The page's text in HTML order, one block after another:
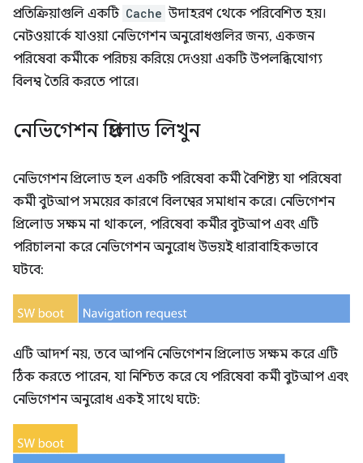
প্রতিক্রিয়াগুলি একটি Cache উদাহরণ থেকে পরিবেশিত হয়।
নেটওয়ার্কে যাওয়া নেভিগেশন অনুরোধগুলির জন্য, একজন
পরিষেবা কর্মীকে পরিচয় করিয়ে দেওয়া একটি উপলব্ধিযোগ্য
বিলম্ব তৈরি করতে পারে।
নেভিগেশন প্রিলোড লিখুন
নেভিগেশন প্রিলোড হল একটি পরিষেবা কর্মী বৈশিষ্ট্য যা পরিষেবা
কর্মী বুটআপ সময়ের কারণে বিলম্বের সমাধান করে। নেভিগেশন
প্রিলোড সক্ষম না থাকলে, পরিষেবা কর্মীর বুটআপ এবং এটি
পরিচালনা করে নেভিগেশন অনুরোধ উভয়ই ধারাবাহিকভাবে
ঘটবে:
এটি আদর্শ নয়, তবে আপনি নেভিগেশন প্রিলোড সক্ষম করে এটি
ঠিক করতে পারেন, যা নিশ্চিত করে যে পরিষেবা কর্মী বুটআপ এবং
নেভিগেশন অনুরোধ একই সাথে ঘটে: